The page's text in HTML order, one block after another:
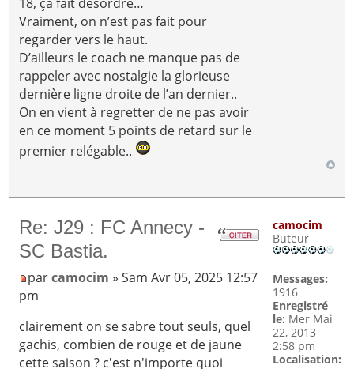
Vraiment, on n’est pas fait pour
regarder vers le haut.
D’ailleurs le coach ne manque pas de
rappeler avec nostalgie la glorieuse
dernière ligne droite de l’an dernier..
On en vient à regretter de ne pas avoir
en ce moment 5 points de retard sur le
premier relégable..
Re: J29 : FC Annecy -
SC Bastia.
parcamocim » Sam Avr 05, 2025 12:57
pm
clairement on se sabre tout seuls, quel
gachis, combien de rouge et de jaune
cette saison ? c'est n'importe quoi
camocim
Buteur
Messages:
1916
Enregistré
le: Mer Mai
22, 2013
2:58 pm
Localisation: